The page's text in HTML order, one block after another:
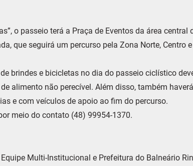
o passeio terá a Praça de Eventos da área central
que seguirá um percurso pela Zona Norte, Centro
brindes e bicicletas no dia do passeio ciclístico
alimento não perecível. Além disso, também
e com veículos de apoio ao fim do percurso.
meio do contato (48) 99954-1370.
Multi-Institucional e Prefeitura do Balneário